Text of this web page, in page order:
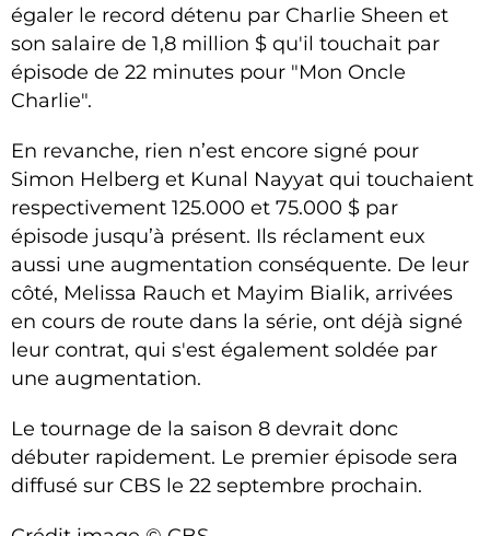
égaler le record détenu par Charlie Sheen et
son salaire de 1,8 million $ qu'il touchait par
épisode de 22 minutes pour "Mon Oncle
Charlie".
En revanche, rien n’est encore signé pour
Simon Helberg et Kunal Nayyat qui touchaient
respectivement 125.000 et 75.000 $ par
épisode jusqu’à présent. Ils réclament eux
aussi une augmentation conséquente. De leur
côté, Melissa Rauch et Mayim Bialik, arrivées
en cours de route dans la série, ont déjà signé
leur contrat, qui s'est également soldée par
une augmentation.
Le tournage de la saison 8 devrait donc
débuter rapidement. Le premier épisode sera
diffusé sur CBS le 22 septembre prochain.